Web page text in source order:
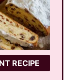
RECIPE